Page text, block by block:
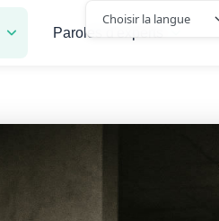
Paroles d'experts